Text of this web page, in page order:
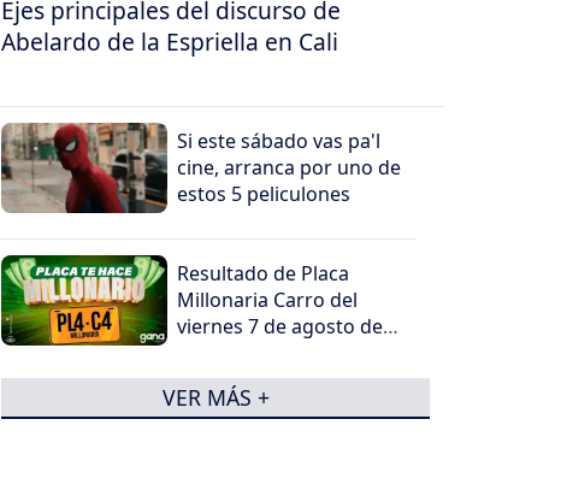
Ejes principales del discurso de
Abelardo de la Espriella en Cali
Si este sábado vas pa'l
cine, arranca por uno de
estos 5 peliculones
Resultado de Placa
Millonaria Carro del
viernes 7 de agosto de
VER MÁS +